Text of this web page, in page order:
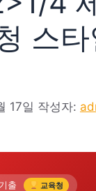
스
17일 작성자:
출 교육청